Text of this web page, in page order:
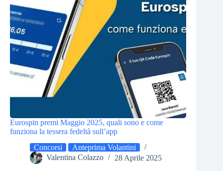
Eurospin premi Maggio 2025, quali sono e come
funziona la tessera fedeltà sull’app
Concorsi
Anteprima Volantini
Valentina Colazzo
28 Aprile 2025